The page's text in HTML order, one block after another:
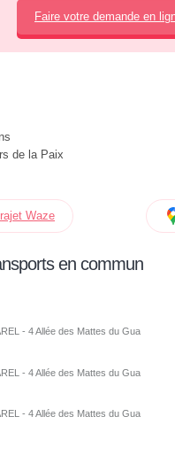
Faire votre demande en
de la Paix
Waze
en commun
- 4 Allée des Mattes du Gua
- 4 Allée des Mattes du Gua
- 4 Allée des Mattes du Gua